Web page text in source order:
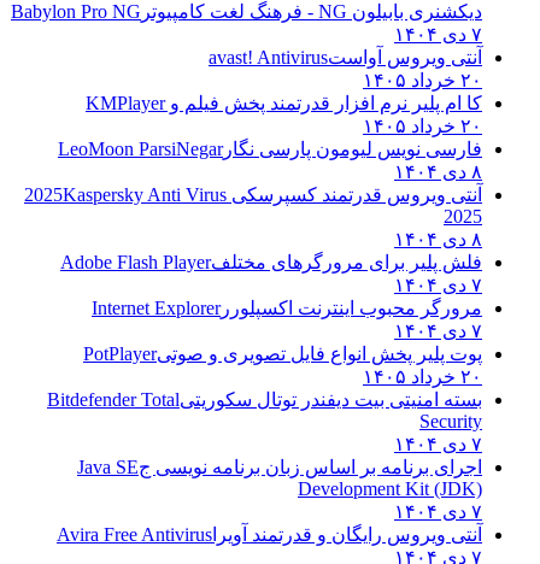
دیکشنری بابیلون NG - فرهنگ لغت کامپیوتر
Babylon Pro NG
آنتی ویروس آواستavast! Antivirus
کا ام پلیر نرم افزار قدرتمند پخش فیلم وKMPlayer
فارسی نویس لیومون پارسی نگارLeoMoon ParsiNegar
آنتی ویروس قدرتمند کسپرسکی 2025Kaspersky Anti Virus
2025
فلش پلیر برای مرورگرهای مختلفAdobe Flash Player
مرورگر محبوب اینترنت اکسپلوررInternet Explorer
پوت پلیر پخش انواع فایل تصویری و صوتیPotPlayer
بسته امنیتی بیت دیفندر توتال سکوریتیBitdefender Total
Security
اجرای برنامه بر اساس زبان برنامه نویسی ج Java SE
Development Kit (JDK)
آنتی ویروس رایگان و قدرتمند آویراAvira Free Antivirus